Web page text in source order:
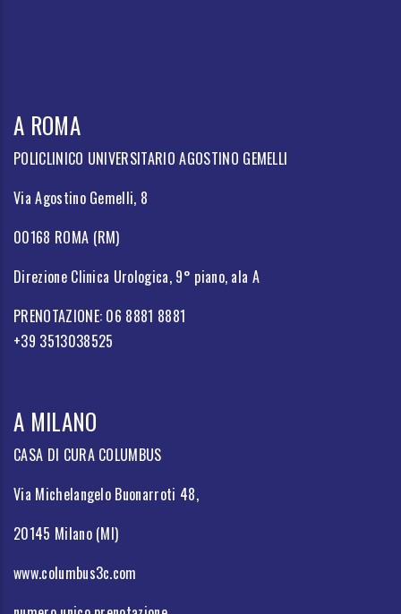
A ROMA
POLICLINICO UNIVERSITARIO AGOSTINO GEMELLI
Via Agostino Gemelli, 8
00168 ROMA (RM)
Direzione Clinica Urologica, 9° piano, ala A
PRENOTAZIONE: 06 8881 8881
+39 3513038525
A MILANO
CASA DI CURA COLUMBUS
Via Michelangelo Buonarroti 48,
20145 Milano (MI)
www.columbus3c.com